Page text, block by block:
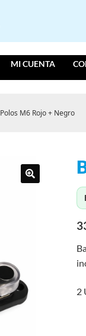
MI CUENTA
M6 Rojo + Negro
2